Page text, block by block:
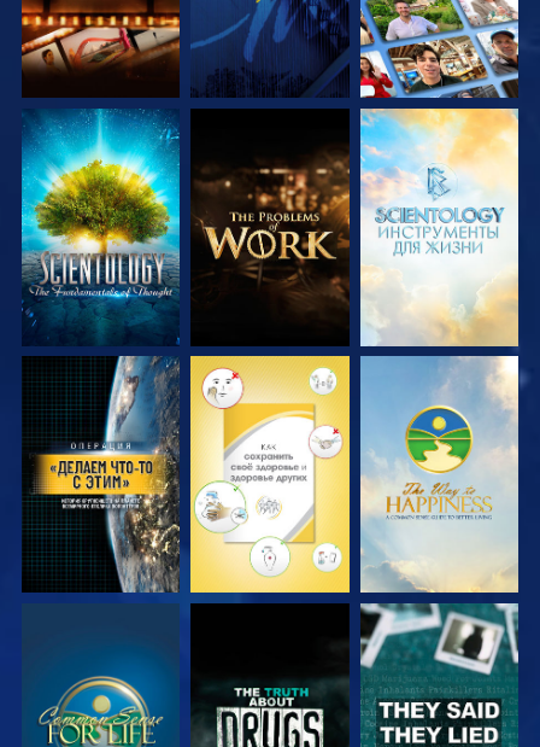
СМОТРЕТЬ
ПЕРЕДАЧИ
СМОТРЕТЬ
ПЕРЕДАЧИ
СМОТРЕТЬ
ПЕРЕДАЧИ
СМОТРЕТЬ СМОТРЕТЬ СМОТРЕТЬ
СМОТРЕТЬ СМОТРЕТЬ СМОТРЕТЬ